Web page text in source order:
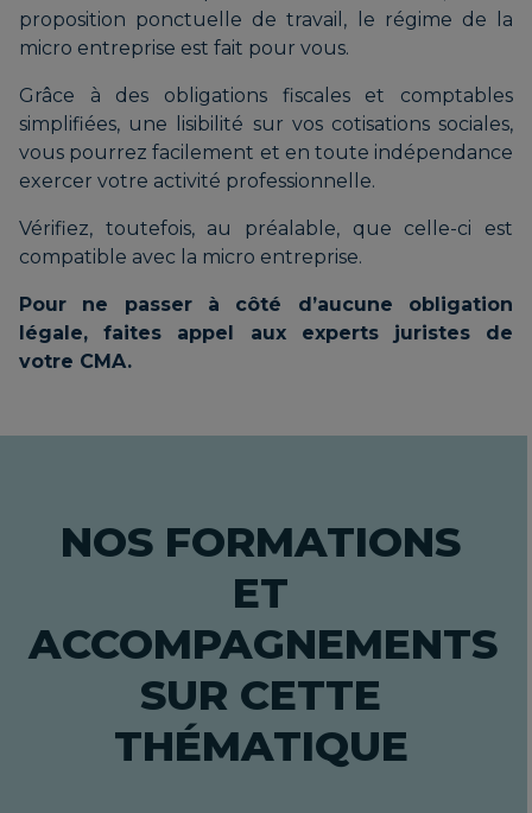
proposition ponctuelle de travail, le régime de la
micro entreprise est fait pour vous.
Grâce à des obligations fiscales et comptables
simplifiées, une lisibilité sur vos cotisations sociales,
vous pourrez facilement et en toute indépendance
exercer votre activité professionnelle.
Vérifiez, toutefois, au préalable, que celle-ci est
compatible avec la micro entreprise.
Pour ne passer à côté d’aucune obligation
légale, faites appel aux experts juristes de
votre CMA.
NOS FORMATIONS
ET
ACCOMPAGNEMENTS
SUR CETTE
THÉMATIQUE